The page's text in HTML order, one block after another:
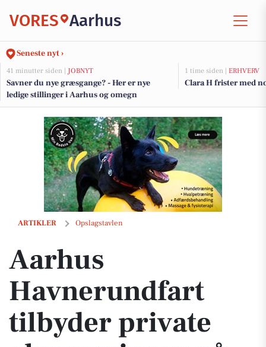
VORES Aarhus
Seneste nyt ›
41 minutter siden | JOBNYT
Savner du nye græsgange? - Her er nye
ledige stillinger i Aarhus og omegn
1 time siden | ERHVERV
Clara H frister med
ARTIKLER Opslagstavlen
Aarhus Havnerundfart tilbyder private ølsmagninger på vandet for
Aarhus
Havnerundfart
tilbyder private